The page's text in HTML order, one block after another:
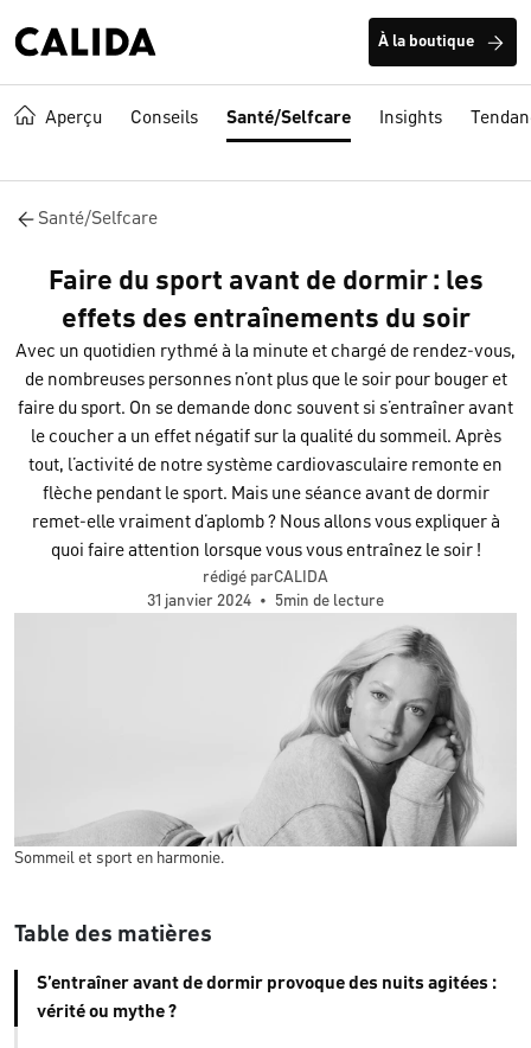
À la boutique
Aperçu Conseils Santé/Selfcare Insights
Santé/Selfcare
Faire du sport avant de dormir : les
effets des entraînements du soir
Avec un quotidien rythmé à la minute et chargé de rendez-vous,
de nombreuses personnes n’ont plus que le soir pour bouger et
faire du sport. On se demande donc souvent si s’entraîner avant
le coucher a un effet négatif sur la qualité du sommeil. Après
tout, l’activité de notre système cardiovasculaire remonte en
flèche pendant le sport. Mais une séance avant de dormir
remet-elle vraiment d’aplomb ? Nous allons vous expliquer à
quoi faire attention lorsque vous vous entraînez le soir !
rédigé parCALIDA
31 janvier 2024 • 5min de lecture
Sommeil et sport en harmonie.
Table des matières
S’entraîner avant de dormir provoque des nuits agitées :
vérité ou mythe ?